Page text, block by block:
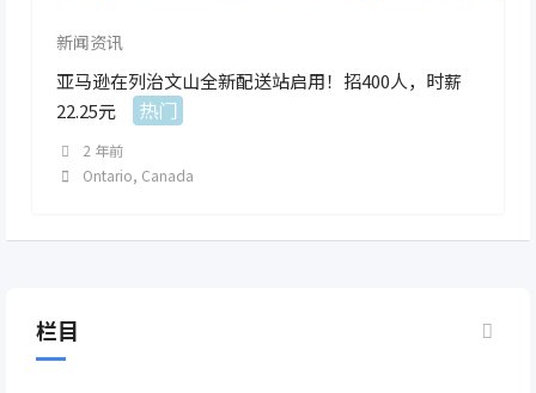
新闻资讯
亚马逊在列治文山全新配送站启用！招400人，时薪
22.25元
热门
2 年前
Ontario, Canada
栏目